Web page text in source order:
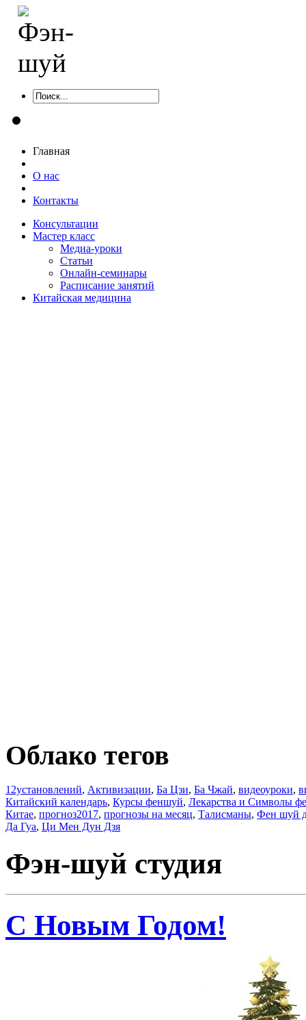
Главная
О нас
Контакты
Консультации
Мастер класс
Медиа-уроки
Статьи
Онлайн-семинары
Расписание занятий
Китайская медицина
Облако тегов
12установлений, Активизации, Ба Цзи, Ба Чжай, видеоуроки,
Китайский календарь, Курсы феншуй, Лекарства и Символы
Китае, прогноз2017, прогнозы на месяц, Талисманы, Фен шуй
Да Гуа, Ци Мен Дун Дзя
Фэн-шуй студия
С Новым Годом!